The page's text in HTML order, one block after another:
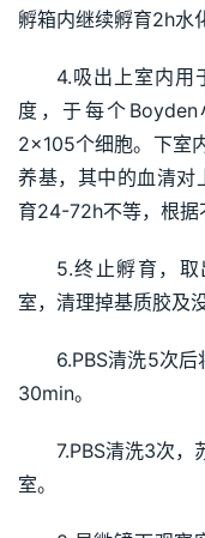
孵箱内继续孵育2h水
4.吸出上室内用
度，于每个
2×105个细胞。下室
养基，其中的血清
育24-72h不等，根据
5.终止孵育，
室，清理掉基质胶及
6.PBS清洗5次
30min。
7.PBS清洗3次
室。